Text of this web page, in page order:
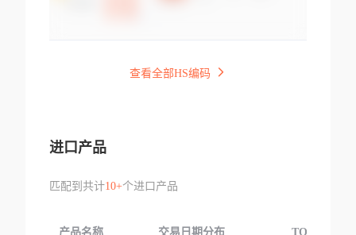
查看全部HS编码
进口产品
匹配到共计10+个进口产品
产品名称 交易日期分布 TOP3交易国